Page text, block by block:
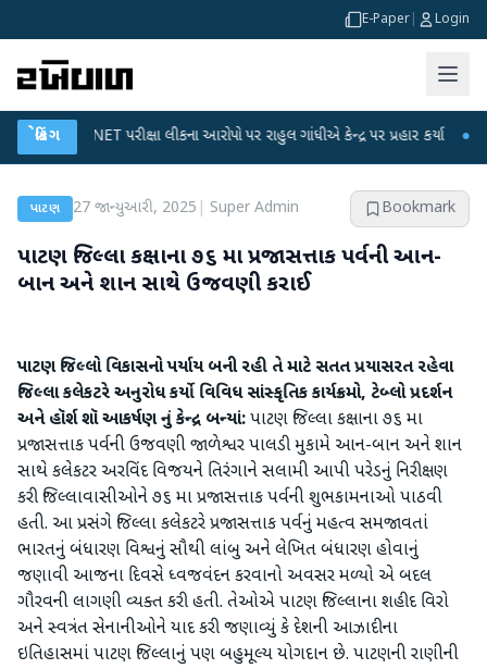
E-Paper Login
બ્રેકિંગ
NET પરીક્ષા લીકના આરોપો પર રાહુલ ગાંધીએ કેન્દ્ર પર પ્રહાર કર્યા ●
પાટણ 27 જાન્યુઆરી, 2025 Super Admin Bookmark
પાટણ જિલ્લા કક્ષાના ૭૬ મા પ્રજાસત્તાક પર્વની આન-
બાન અને શાન સાથે ઉજવણી કરાઈ
પાટણ જિલ્લો વિકાસનો પર્યાય બની રહી તે માટે સતત પ્રયાસરત રહેવા
જિલ્લા કલેકટરે અનુરોધ કર્યો વિવિધ સાંસ્કૃતિક કાર્યક્રમો, ટેબ્લો પ્રદર્શન
અને હૉર્શ શૉ આકર્ષણ નું કેન્દ્ર બન્યાં:પાટણ જિલ્લા કક્ષાના ૭૬ મા
પ્રજાસત્તાક પર્વની ઉજવણી જાળેશ્વર પાલડી મુકામે આન-બાન અને શાન
સાથે કલેકટર અરવિંદ વિજયને તિરંગાને સલામી આપી પરેડનું નિરીક્ષણ
કરી જિલ્લાવાસીઓને ૭૬ મા પ્રજાસત્તાક પર્વની શુભકામનાઓ પાઠવી
હતી. આ પ્રસંગે જિલ્લા કલેકટરે પ્રજાસત્તાક પર્વનું મહત્વ સમજાવતાં
ભારતનું બંધારણ વિશ્વનું સૌથી લાંબુ અને લેખિત બંધારણ હોવાનું
જણાવી આજના દિવસે ધ્વજવંદન કરવાનો અવસર મળ્યો એ બદલ
ગૌરવની લાગણી વ્યક્ત કરી હતી. તેઓએ પાટણ જિલ્લાના શહીદ વિરો
અને સ્વત્રંત સેનાનીઓને યાદ કરી જણાવ્યું કે દેશની આઝાદીના
ઇતિહાસમાં પાટણ જિલ્લાનું પણ બહુમૂલ્ય યોગદાન છે. પાટણની રાણીની